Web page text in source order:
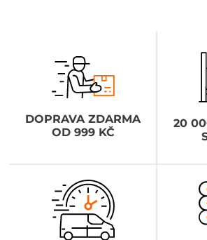
DOPRAVA ZDARMA
OD 999 KČ
20